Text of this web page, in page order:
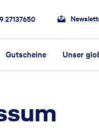
27137650
Gutscheine Unser